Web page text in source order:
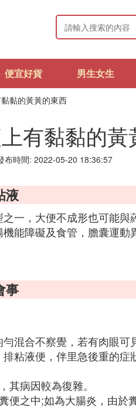
便宜好貨 男生女生
黏的黃黃的東西
有黏黏的黃
布時間: 2022-05-20 18:36:57
液
一，大便不成形也可能與
能障礙及食管，膽囊運動
事
混合不察覺，若有肉眼
粘液便，伴里急後重的症
其病因較為復雜。
便之中;如為大腸炎，由於